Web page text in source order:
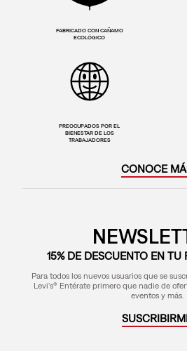
FABRICADO CON CAÑAMO
ECOLÓGICO
PREOCUPADOS POR EL
BIENESTAR DE LOS
TRABAJADORES
CONOCE
15% DE DESCUENTO EN TU
Para todos los nuevos usuarios que se
Levi's® Entérate primero que nadie de
eventos y más.